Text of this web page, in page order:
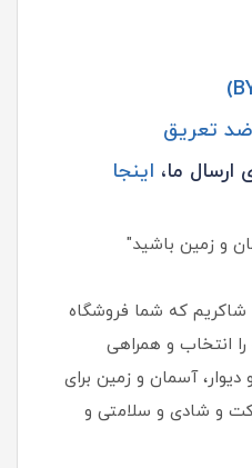
تعریق
ما، اینجا
و زمین باشید"
شاکریم که شما فروشگاه
انتخاب و همراهی
دیوار، آسمان و زمین برای
و شادی و سلامتی و